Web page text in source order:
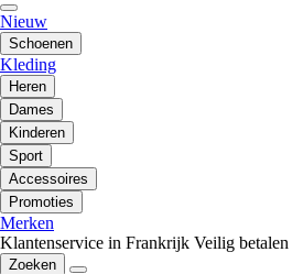
Nieuw
Schoenen
Kleding
Heren
Dames
Kinderen
Sport
Accessoires
Promoties
Merken
Klantenservice in Frankrijk Veilig betalen
Zoeken